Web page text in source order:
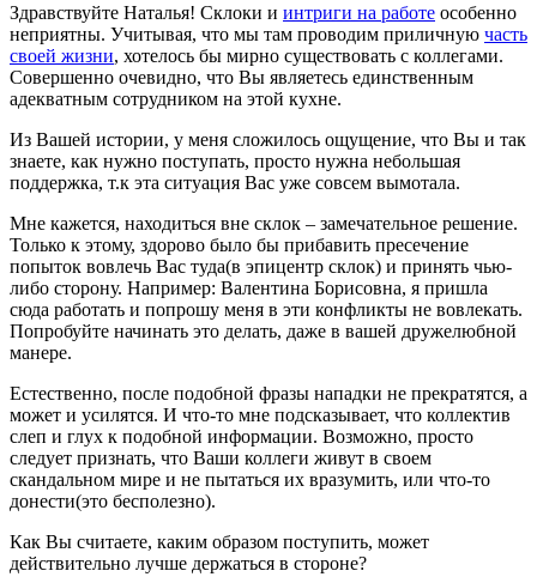
Здравствуйте Наталья! Склоки и интриги на работе особенно
неприятны. Учитывая, что мы там проводим приличную часть
своей жизни, хотелось бы мирно существовать с коллегами.
Совершенно очевидно, что Вы являетесь единственным
адекватным сотрудником на этой кухне.
Из Вашей истории, у меня сложилось ощущение, что Вы и так
знаете, как нужно поступать, просто нужна небольшая
поддержка, т.к эта ситуация Вас уже совсем вымотала.
Мне кажется, находиться вне склок – замечательное решение.
Только к этому, здорово было бы прибавить пресечение
попыток вовлечь Вас туда(в эпицентр склок) и принять чью-
либо сторону. Например: Валентина Борисовна, я пришла
сюда работать и попрошу меня в эти конфликты не вовлекать.
Попробуйте начинать это делать, даже в вашей дружелюбной
манере.
Естественно, после подобной фразы нападки не прекратятся, а
может и усилятся. И что-то мне подсказывает, что коллектив
слеп и глух к подобной информации. Возможно, просто
следует признать, что Ваши коллеги живут в своем
скандальном мире и не пытаться их вразумить, или что-то
донести(это бесполезно).
Как Вы считаете, каким образом поступить, может
действительно лучше держаться в стороне?